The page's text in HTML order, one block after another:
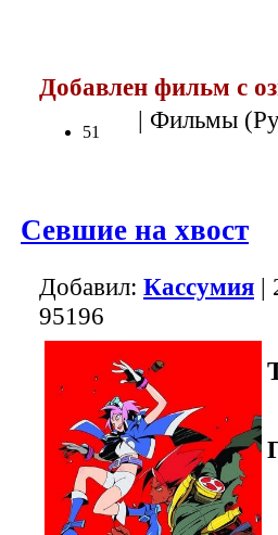
Добавлен фильм с
51 | Фильмы
Севшие на хвост
Добавил: Кассумия |
95196